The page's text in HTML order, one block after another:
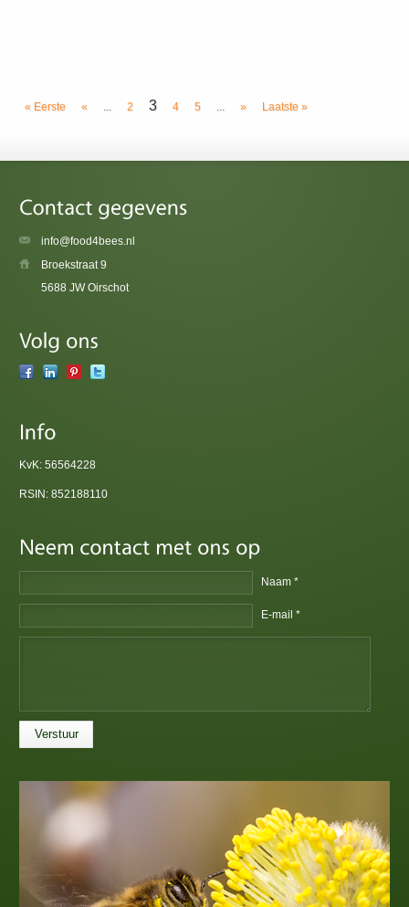
« Eerste « 2 3 4 5 » Laatste »
info@food4bees.nl
Broekstraat 9
5688 JW Oirschot
KvK: 56564228
RSIN: 852188110
Naam *
E-mail *
Verstuur